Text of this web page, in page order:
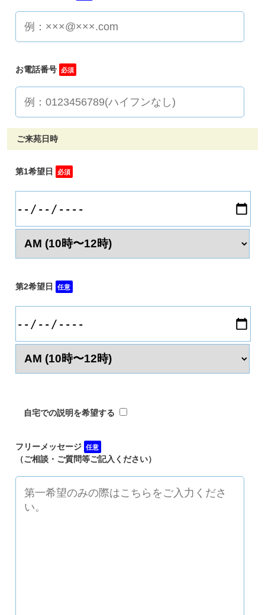
お電話番号 必須
ご来苑日時
第1希望日 必須
第2希望日 任意
自宅での説明を希望する
フリーメッセージ 任意
（ご相談・ご質問等ご記入ください）